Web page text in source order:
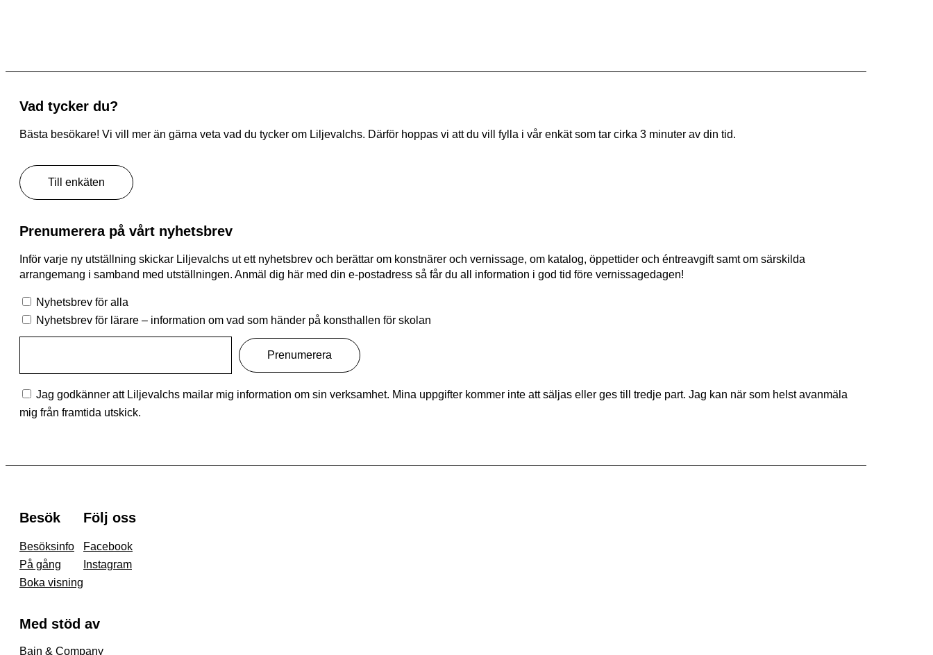
Vad tycker du?
Bästa besökare! Vi vill mer än gärna veta vad du tycker om Liljevalchs. Därför hoppas vi att du vill fylla i vår enkät som tar cirka 3 minuter av din tid.
Till enkäten
Prenumerera på vårt nyhetsbrev
Inför varje ny utställning skickar Liljevalchs ut ett nyhetsbrev och berättar om konstnärer och vernissage, om katalog, öppettider och éntreavgift samt om särskilda
arrangemang i samband med utställningen. Anmäl dig här med din e-postadress så får du all information i god tid före vernissagedagen!
Nyhetsbrev för alla
Nyhetsbrev för lärare – information om vad som händer på konsthallen för skolan
Jag godkänner att Liljevalchs mailar mig information om sin verksamhet. Mina uppgifter kommer inte att säljas eller ges till tredje part. Jag kan när som helst avanmäla
mig från framtida utskick.
Besök
Besöksinfo
På gång
Boka visning
Följ oss
Facebook
Instagram
Med stöd av
Bain & Company